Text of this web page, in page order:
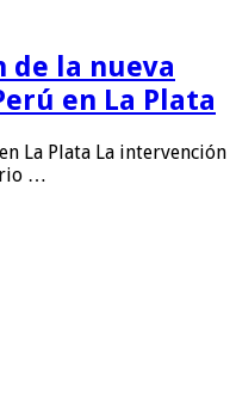
de la nueva
en La Plata
La Plata La intervención
…